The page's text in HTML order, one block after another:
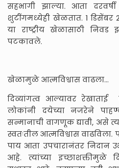
सहभागी झाल्या. आता
शुटींगमध्येही खेळतात. 1 डिसेंबर
या राष्ट्रीय खेळासाठी
पटकावले.
खेळामुळे आत्मविश्वास वाढला...
दिव्यांगत्व आल्यावर रेखाताई
लोकांनी दयेच्या नजरेने
सन्मानाची वागणूक द्यावी, असे
स्वतःतील आत्मविश्वास
पाय आता उपचारानंतर निदान
आहे. त्यांच्या इच्छाशक्तीमुळे